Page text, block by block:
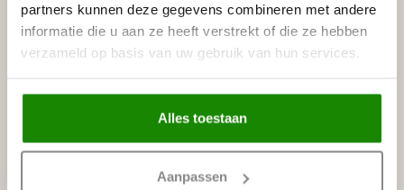
partners kunnen deze gegevens combineren met andere
informatie die u aan ze heeft verstrekt of die ze hebben
verzameld op basis van uw gebruik van hun services.
Alles toestaan
Aanpassen
HOMESTAR
Homestar SET Polystyreenzaag
en Verstekbak (ZAAG +
VERSTEKBAK)
€30,00